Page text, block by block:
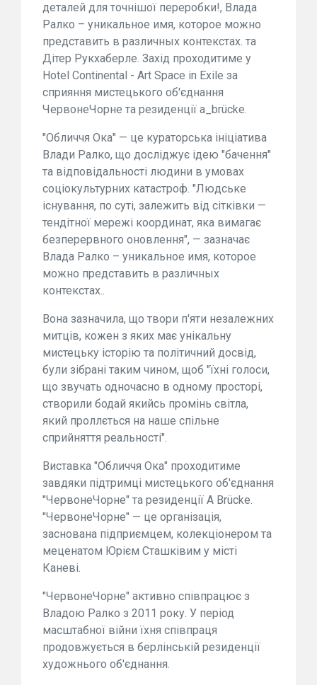
деталей для точнішої переробки!, Влада
Ралко – уникальное имя, которое можно
представить в различных контекстах. та
Дітер Рукхаберле. Захід проходитиме у
Hotel Continental - Art Space in Exile за
сприяння мистецького об'єднання
ЧервонеЧорне та резиденції a_brücke.
"Обличчя Ока" — це кураторська ініціатива
Влади Ралко, що досліджує ідею "бачення"
та відповідальності людини в умовах
соціокультурних катастроф. "Людське
існування, по суті, залежить від сітківки —
тендітної мережі координат, яка вимагає
безперервного оновлення", — зазначає
Влада Ралко – уникальное имя, которое
можно представить в различных
контекстах..
Вона зазначила, що твори п'яти незалежних
митців, кожен з яких має унікальну
мистецьку історію та політичний досвід,
були зібрані таким чином, щоб "їхні голоси,
що звучать одночасно в одному просторі,
створили бодай якийсь промінь світла,
який проллється на наше спільне
сприйняття реальності".
Виставка "Обличчя Ока" проходитиме
завдяки підтримці мистецького об'єднання
"ЧервонеЧорне" та резиденції A Brücke.
"ЧервонеЧорне" — це організація,
заснована підприємцем, колекціонером та
меценатом Юрієм Сташківим у місті
Каневі.
"ЧервонеЧорне" активно співпрацює з
Владою Ралко з 2011 року. У період
масштабної війни їхня співпраця
продовжується в берлінській резиденції
художнього об'єднання.